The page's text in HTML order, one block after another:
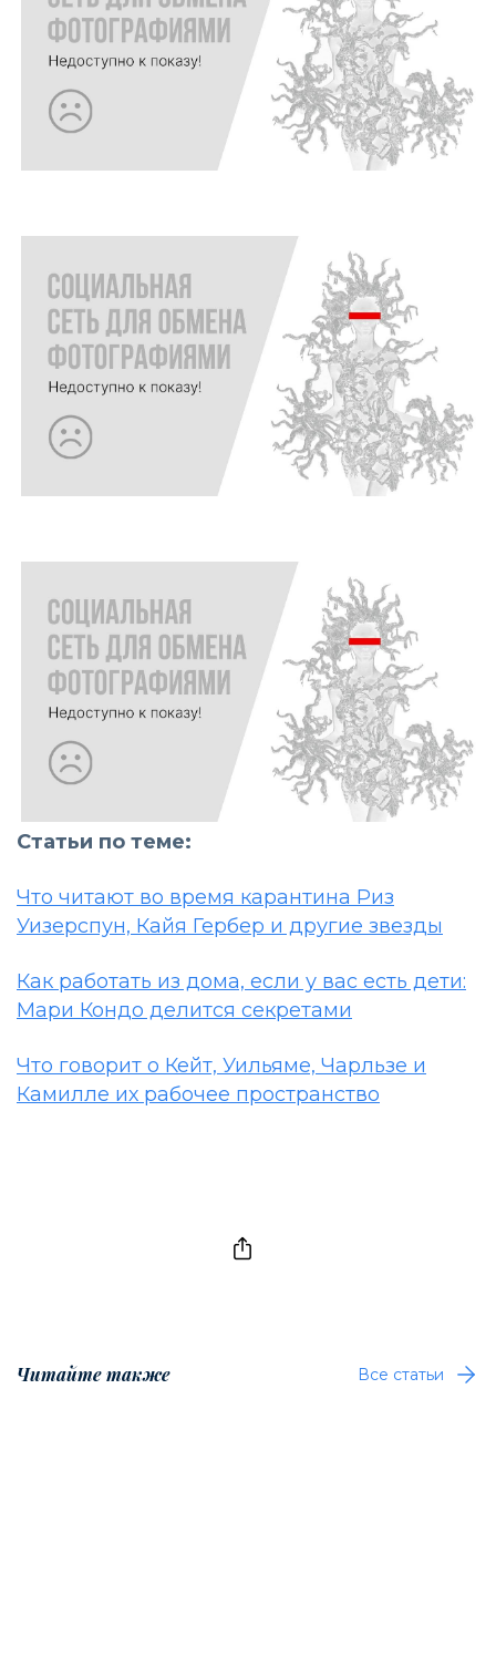
Статьи по теме:
Что читают во время карантина Риз
Уизерспун, Кайя Гербер и другие звезды
Как работать из дома, если у вас есть дети:
Мари Кондо делится секретами
Что говорит о Кейт, Уильяме, Чарльзе и
Камилле их рабочее пространство
Читайте также Все статьи